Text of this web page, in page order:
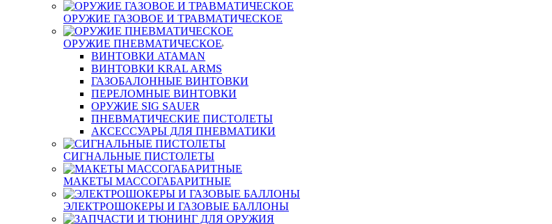
ОРУЖИЕ ГАЗОВОЕ И ТРАВМАТИЧЕСКОЕ
ОРУЖИЕ ПНЕВМАТИЧЕСКОЕ
ВИНТОВКИ ATAMAN
ВИНТОВКИ KRAL ARMS
ГАЗОБАЛОННЫЕ ВИНТОВКИ
ПЕРЕЛОМНЫЕ ВИНТОВКИ
ОРУЖИЕ SIG SAUER
ПНЕВМАТИЧЕСКИЕ ПИСТОЛЕТЫ
АКСЕССУАРЫ ДЛЯ ПНЕВМАТИКИ
СИГНАЛЬНЫЕ ПИСТОЛЕТЫ
МАКЕТЫ МАССОГАБАРИТНЫЕ
ЭЛЕКТРОШОКЕРЫ И ГАЗОВЫЕ БАЛЛОНЫ